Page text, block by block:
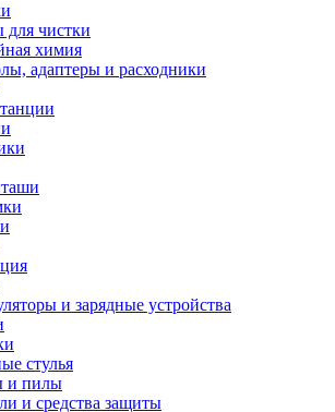
чистки
химия
адаптеры и расходники
и зарядные устройства
стулья
и пилы
и средства защиты